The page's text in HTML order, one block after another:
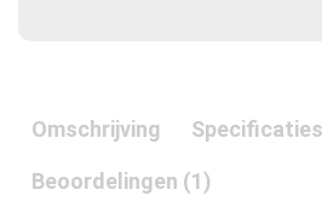
Omschrijving Specificaties
Beoordelingen (1)